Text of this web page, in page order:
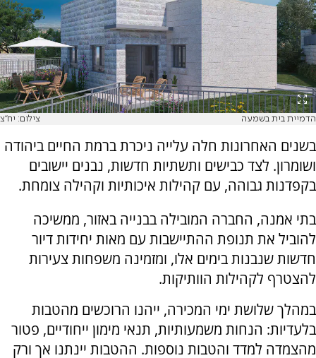
הדמיית בית בשמעה צילום: יח''צ
בשנים האחרונות חלה עלייה ניכרת ברמת החיים ביהודה
ושומרון. לצד כבישים ותשתיות חדשות, נבנים יישובים
בקפדנות גבוהה, עם קהילות איכותיות וקהילה צומחת.
בתי אמנה, החברה המובילה בבנייה באזור, ממשיכה
להוביל את תנופת ההתיישבות עם מאות יחידות דיור
חדשות שנבנות בימים אלו, ומזמינה משפחות צעירות
להצטרף לקהילות הוותיקות.
במהלך שלושת ימי המכירה, ייהנו הרוכשים מהטבות
בלעדיות: הנחות משמעותיות, תנאי מימון ייחודיים, פטור
מהצמדה למדד והטבות נוספות. ההטבות יינתנו אך ורק